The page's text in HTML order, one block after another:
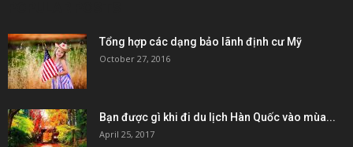
Tổng hợp các dạng bảo lãnh định cư Mỹ
October 27, 2016
Bạn được gì khi đi du lịch Hàn Quốc vào mùa...
April 25, 2017